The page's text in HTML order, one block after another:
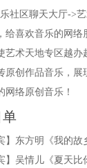
社区聊天大厅->
给喜欢音乐的网络
艺术天地专区越
原创作品音乐，展
网络原创音乐！
单
】东方明《我的故
】吴情儿《夏天